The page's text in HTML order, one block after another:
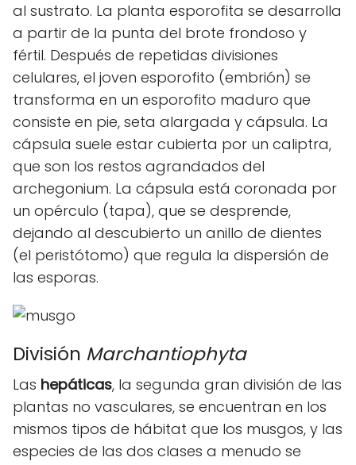
al sustrato. La planta esporofita se desarrolla
a partir de la punta del brote frondoso y
fértil. Después de repetidas divisiones
celulares, el joven esporofito (embrión) se
transforma en un esporofito maduro que
consiste en pie, seta alargada y cápsula. La
cápsula suele estar cubierta por un caliptra,
que son los restos agrandados del
archegonium. La cápsula está coronada por
un opérculo (tapa), que se desprende,
dejando al descubierto un anillo de dientes
(el peristótomo) que regula la dispersión de
las esporas.
División Marchantiophyta
Las hepáticas, la segunda gran división de las
plantas no vasculares, se encuentran en los
mismos tipos de hábitat que los musgos, y las
especies de las dos clases a menudo se